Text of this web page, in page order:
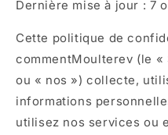
Dernière mise à jour : 7
Cette politique de
commentMoulterev (le «
ou « nos ») collecte,
informations
utilisez nos services ou